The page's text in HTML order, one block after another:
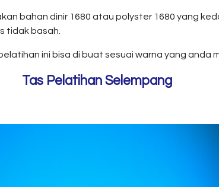
bahan dinir 1680 atau polyster 1680 yang
tidak basah.
ini bisa di buat sesuai warna yang anda
Tas Pelatihan Selempang